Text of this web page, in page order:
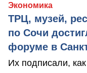
Экономика
ТРЦ, музей,
по Сочи
форуме в
Их подписали,